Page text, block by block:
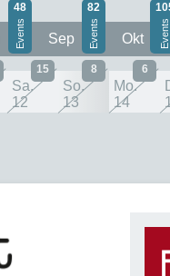
48
Sep
82
Okt
Sa.
12
15
So.
13
8
Mo.
14
6